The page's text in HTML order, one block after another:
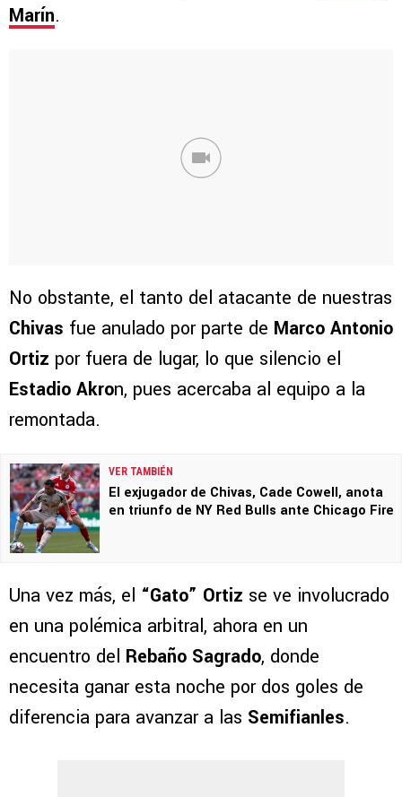
Marín.
No obstante, el tanto del atacante de nuestras
Chivas fue anulado por parte de Marco Antonio
Ortiz por fuera de lugar, lo que silencio el
Estadio Akron, pues acercaba al equipo a la
remontada.
VER TAMBIÉN
El exjugador de Chivas, Cade Cowell, anota
en triunfo de NY Red Bulls ante Chicago Fire
Una vez más, el “Gato” Ortiz se ve involucrado
en una polémica arbitral, ahora en un
encuentro del Rebaño Sagrado, donde
necesita ganar esta noche por dos goles de
diferencia para avanzar a las Semifianles.